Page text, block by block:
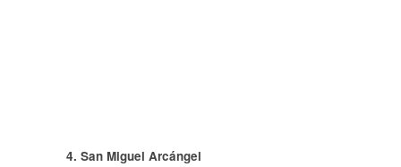
4. San Miguel Arcángel